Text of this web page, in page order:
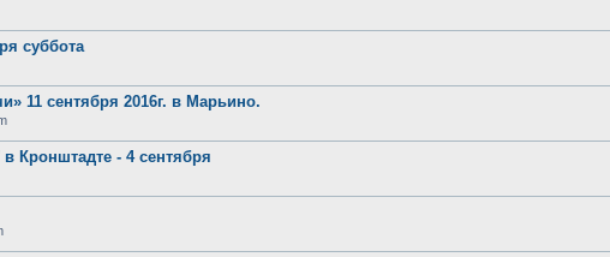
суббота
11 сентября 2016г. в Марьино.
Кронштадте - 4 сентября